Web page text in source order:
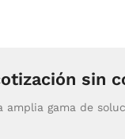
sin
amplia gama de